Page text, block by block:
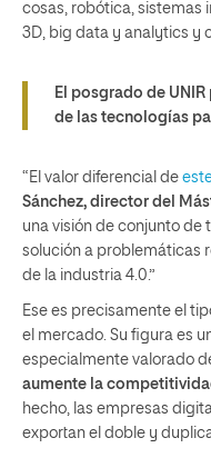
cosas, robótica, sistemas
3D, big data y analytics y
El posgrado de
de las tecnologías
“El valor diferencial de
Sánchez, director del
una visión de conjunto de
solución a problemáticas
de la industria 4.0.”
Ese es precisamente el
el mercado. Su figura es
especialmente valorado
aumente la
hecho, las empresas
exportan el doble y